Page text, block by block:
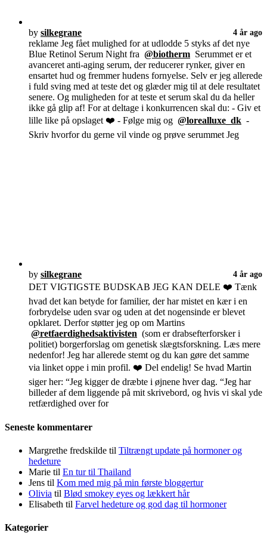
by silkegrane 4 år ago
reklame Jeg fået mulighed for at udlodde 5 styks af det nye
Blue Retinol Serum Night fra @biotherm Serummet er et
avanceret anti-aging serum, der reducerer rynker, giver en
ensartet hud og fremmer hudens fornyelse. Selv er jeg allerede
i fuld sving med at teste det og glæder mig til at dele resultatet
senere. Og muligheden for at teste et serum skal du da heller
ikke gå glip af! For at deltage i konkurrencen skal du: - Giv et
lille like på opslaget ❤️ - Følge mig og @lorealluxe_dk -
Skriv hvorfor du gerne vil vinde og prøve serummet Jeg
by silkegrane 4 år ago
DET VIGTIGSTE BUDSKAB JEG KAN DELE ❤️ Tænk
hvad det kan betyde for familier, der har mistet en kær i en
forbrydelse uden svar og uden at det nogensinde er blevet
opklaret. Derfor støtter jeg op om Martins
@retfaerdighedsaktivisten (som er drabsefterforsker i
politiet) borgerforslag om genetisk slægtsforskning. Læs mere
nedenfor! Jeg har allerede stemt og du kan gøre det samme
via linket oppe i min profil. ❤️ Del endelig! Se hvad Martin
siger her: “Jeg kigger de dræbte i øjnene hver dag. “Jeg har
billeder af dem liggende på mit skrivebord, og hvis vi skal yde
retfærdighed over for
Seneste kommentarer
Margrethe fredskilde til Tiltrængt update på hormoner og
hedeture
Marie til En tur til Thailand
Jens til Kom med mig på min første bloggertur
Olivia til Blød smokey eyes og lækkert hår
Elisabeth til Farvel hedeture og god dag til hormoner
Kategorier